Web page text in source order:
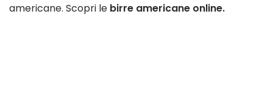
americane. Scopri le birre americane online.